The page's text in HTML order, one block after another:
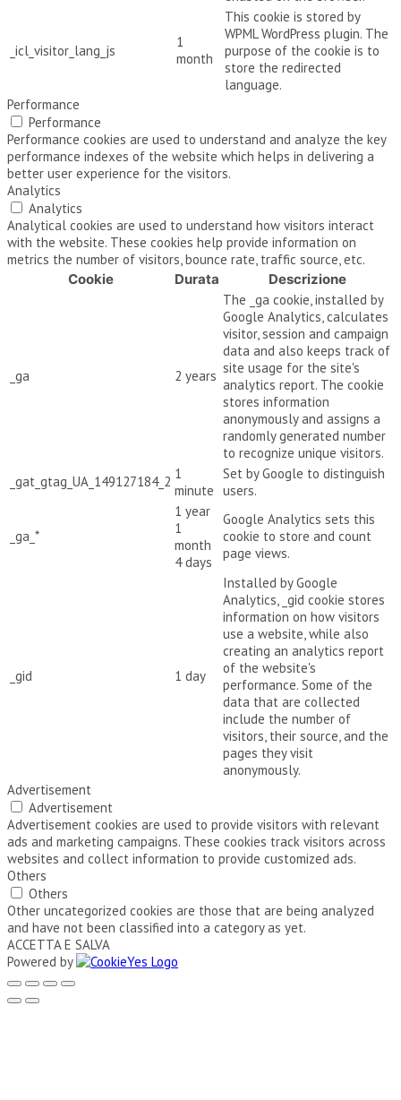
_icl_visitor_lang_js
1
month
This cookie is stored by
WPML WordPress plugin. The
purpose of the cookie is to
store the redirected
language.
Performance
Performance
Performance cookies are used to understand and analyze the key
performance indexes of the website which helps in delivering a
better user experience for the visitors.
Analytics
Analytics
Analytical cookies are used to understand how visitors interact
with the website. These cookies help provide information on
metrics the number of visitors, bounce rate, traffic source, etc.
Cookie
Durata Descrizione
_ga 2 years
The _ga cookie, installed by
Google Analytics, calculates
visitor, session and campaign
data and also keeps track of
site usage for the site's
analytics report. The cookie
stores information
anonymously and assigns a
randomly generated number
to recognize unique visitors.
_gat_gtag_UA_149127184_2 1
minute
Set by Google to distinguish
users.
_ga_*
1 year
1
month
4 days
Google Analytics sets this
cookie to store and count
page views.
_gid 1 day
Installed by Google
Analytics, _gid cookie stores
information on how visitors
use a website, while also
creating an analytics report
of the website's
performance. Some of the
data that are collected
include the number of
visitors, their source, and the
pages they visit
anonymously.
Advertisement
Advertisement
Advertisement cookies are used to provide visitors with relevant
ads and marketing campaigns. These cookies track visitors across
websites and collect information to provide customized ads.
Others
Others
Other uncategorized cookies are those that are being analyzed
and have not been classified into a category as yet.
ACCETTA E SALVA
Powered by